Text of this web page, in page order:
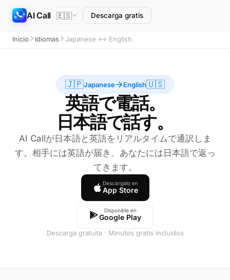
AI Call 🇪🇸 Descarga gratis
Inicio Idiomas Japanese ↔ English
🇯🇵Japanese English🇺🇸
英語で電話。
日本語で話す。
AI Callが日本語と英語をリアルタイムで通訳しま
す。相手には英語が届き、あなたには日本語で返っ
てきます。
Descárgalo en
App Store
Disponible en
Google Play
Descarga gratuita · Minutos gratis incluidos